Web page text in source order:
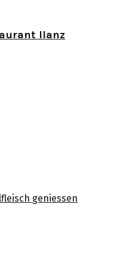
Ilanz
geniessen